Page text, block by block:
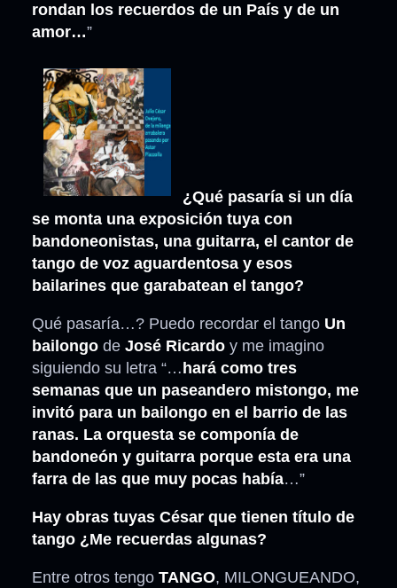
rondan los recuerdos de un País y de un
amor…”
¿Qué pasaría si un día
se monta una exposición tuya con
bandoneonistas, una guitarra, el cantor de
tango de voz aguardentosa y esos
bailarines que garabatean el tango?
Qué pasaría…? Puedo recordar el tango Un
bailongo de José Ricardo y me imagino
siguiendo su letra “… hará como tres
semanas que un paseandero mistongo, me
invitó para un bailongo en el barrio de las
ranas. La orquesta se componía de
bandoneón y guitarra porque esta era una
farra de las que muy pocas había…”
Hay obras tuyas César que tienen título de
tango ¿Me recuerdas algunas?
Entre otros tengo TANGO, MILONGUEANDO,